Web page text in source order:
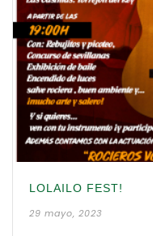
LOLAILO FEST!
29 mayo, 2023